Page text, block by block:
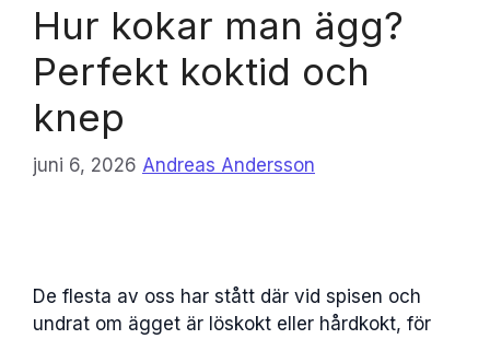
Hur kokar man ägg?
Perfekt koktid och
knep
juni 6, 2026 Andreas Andersson
De flesta av oss har stått där vid spisen och
undrat om ägget är löskokt eller hårdkokt, för